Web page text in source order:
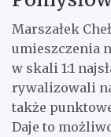
Marszałek
umieszczenia
w skali 1:1
rywalizowali
także
Daje to